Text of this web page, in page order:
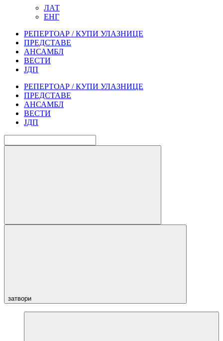
ЛАТ
ЕНГ
РЕПЕРТОАР / КУПИ УЛАЗНИЦЕ
ПРЕДСТАВЕ
АНСАМБЛ
ВЕСТИ
ЈДП
РЕПЕРТОАР / КУПИ УЛАЗНИЦЕ
ПРЕДСТАВЕ
АНСАМБЛ
ВЕСТИ
ЈДП
затвори